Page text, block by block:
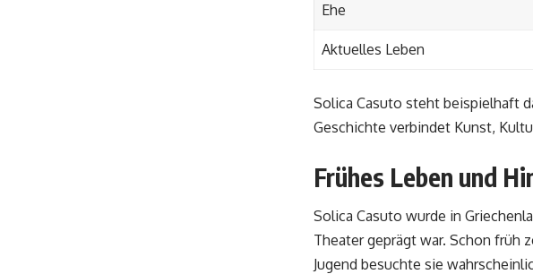
Ehe
Aktuelles Leben
Solica Casuto steht beispielhaft
Geschichte verbindet Kunst,
Frühes Leben und
Solica Casuto wurde in
Theater geprägt war. Schon früh
Jugend besuchte sie